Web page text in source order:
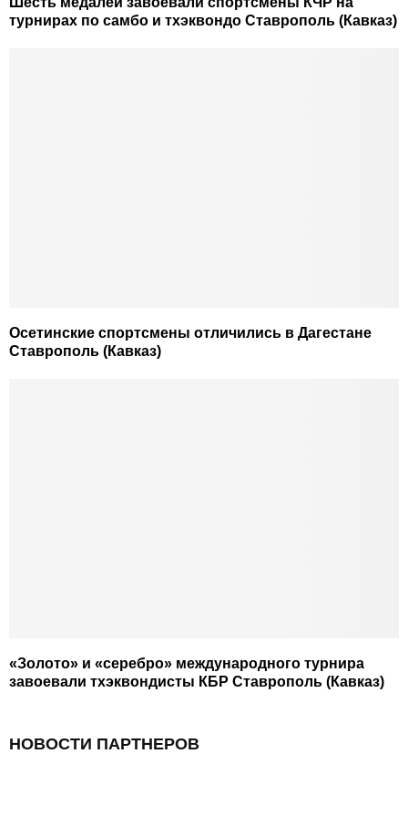
турнирах по самбо и тхэквондо Ставрополь (Кавказ)
Осетинские спортсмены отличились в Дагестане
Ставрополь (Кавказ)
«Золото» и «серебро» международного турнира
завоевали тхэквондисты КБР Ставрополь (Кавказ)
НОВОСТИ ПАРТНЕРОВ